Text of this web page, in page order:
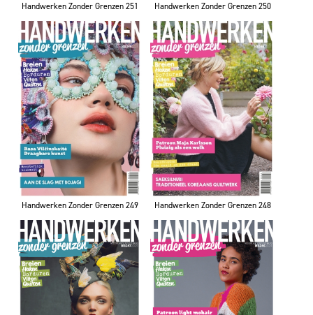
Handwerken Zonder Grenzen 251 Handwerken Zonder Grenzen 250
Handwerken Zonder Grenzen 249 Handwerken Zonder Grenzen 248